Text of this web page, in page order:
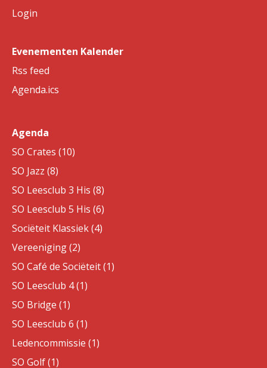
Login
Evenementen Kalender
Rss feed
Agenda.ics
Agenda
SO Crates (10)
SO Jazz (8)
SO Leesclub 3 His (8)
SO Leesclub 5 His (6)
Sociëteit Klassiek (4)
Vereeniging (2)
SO Café de Sociëteit (1)
SO Leesclub 4 (1)
SO Bridge (1)
SO Leesclub 6 (1)
Ledencommissie (1)
SO Golf (1)